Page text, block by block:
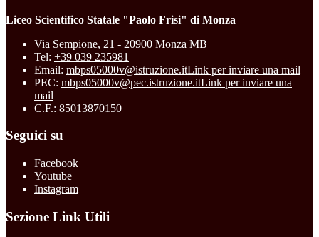
Liceo Scientifico Statale "Paolo Frisi" di Monza
Via Sempione, 21 - 20900 Monza MB
Tel: +39 039 235981
Email: mbps05000v@istruzione.itLink per inviare una mail
PEC: mbps05000v@pec.istruzione.itLink per inviare una
mail
C.F.: 85013870150
Seguici su
Facebook
Youtube
Instagram
Sezione Link Utili